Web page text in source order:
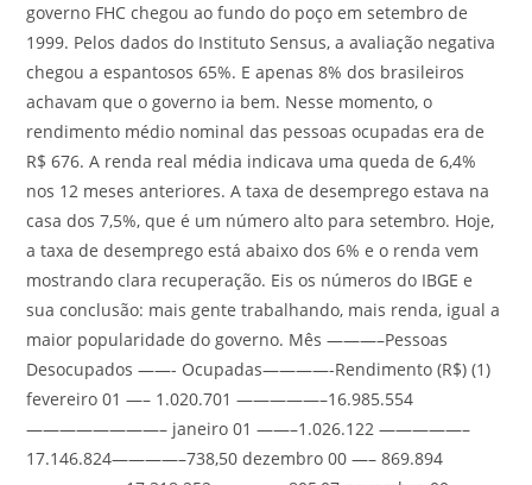
governo FHC chegou ao fundo do poço em setembro de
1999. Pelos dados do Instituto Sensus, a avaliação negativa
chegou a espantosos 65%. E apenas 8% dos brasileiros
achavam que o governo ia bem. Nesse momento, o
rendimento médio nominal das pessoas ocupadas era de
R$ 676. A renda real média indicava uma queda de 6,4%
nos 12 meses anteriores. A taxa de desemprego estava na
casa dos 7,5%, que é um número alto para setembro. Hoje,
a taxa de desemprego está abaixo dos 6% e o renda vem
mostrando clara recuperação. Eis os números do IBGE e
sua conclusão: mais gente trabalhando, mais renda, igual a
maior popularidade do governo. Mês ———–Pessoas
Desocupados ——- Ocupadas————-Rendimento (R$) (1)
fevereiro 01 —– 1.020.701 —————–16.985.554
————————– janeiro 01 ——–1.026.122 —————–
17.146.824————–738,50 dezembro 00 —– 869.894